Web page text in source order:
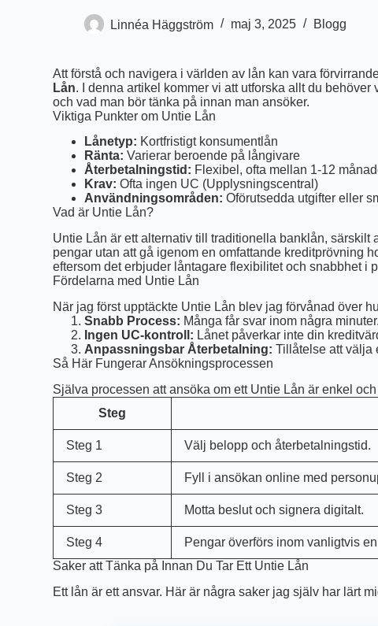
Linnéa Häggström maj 3, 2025 Blogg
Att förstå och navigera i världen av lån kan vara
Lån. I denna artikel kommer vi att utforska allt du
och vad man bör tänka på innan man ansöker.
Viktiga Punkter om Untie Lån
Lånetyp: Kortfristigt konsumentlån
Ränta: Varierar beroende på långivare
Återbetalningstid: Flexibel, ofta mellan 1-12
Krav: Ofta ingen UC (Upplysningscentral)
Användningsområden: Oförutsedda utgifter eller
Vad är Untie Lån?
Untie Lån är ett alternativ till traditionella banklån,
pengar utan att gå igenom en omfattande kreditprövning
eftersom det erbjuder låntagare flexibilitet och snabbhet i
Fördelarna med Untie Lån
När jag först upptäckte Untie Lån blev jag förvånad över
Snabb Process: Många får svar inom några minuter.
Ingen UC-kontroll: Lånet påverkar inte din
Anpassningsbar Återbetalning: Tillåtelse att välja
Så Här Fungerar Ansökningsprocessen
Själva processen att ansöka om ett Untie Lån är enkel
Steg
Steg 1 Välj belopp och återbetalningstid.
Steg 2 Fyll i ansökan online med
Steg 3 Motta beslut och signera digitalt.
Steg 4
Pengar överförs inom vanligtvis
Saker att Tänka på Innan Du Tar Ett Untie Lån
Ett lån är ett ansvar. Här är några saker jag själv har lärt